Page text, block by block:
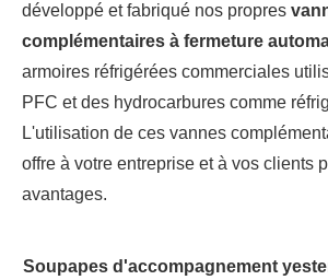
développé et fabriqué nos propres
complémentaires à fermeture
armoires réfrigérées commerciales
PFC et des hydrocarbures comme
L'utilisation de ces vannes
offre à votre entreprise et à vos clients
avantages.
Soupapes d'accompagnement